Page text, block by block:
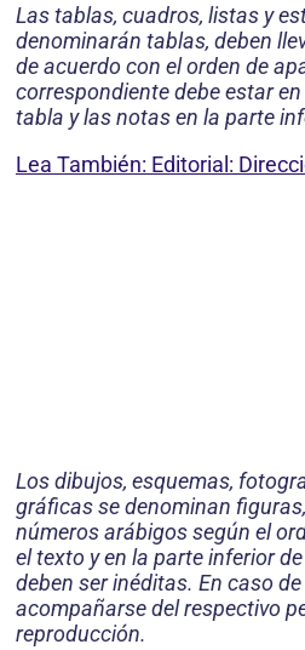
Las tablas, cuadros, listas y
denominarán tablas, deben
de acuerdo con el orden de
correspondiente debe estar
tabla y las notas en la parte
Lea También: Editorial:
Los dibujos, esquemas,
gráficas se denominan
números arábigos según el
el texto y en la parte inferior
deben ser inéditas. En caso
acompañarse del respectivo
reproducción.